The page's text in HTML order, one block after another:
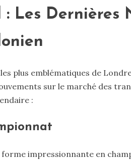
Les Dernières
plus emblématiques de
sur le marché des
:
impressionnante en